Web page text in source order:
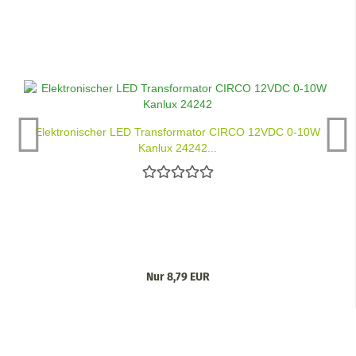
Elektronischer LED Transformator CIRCO 12VDC 0-10W
Kanlux 24242...
Nur 8,79 EUR